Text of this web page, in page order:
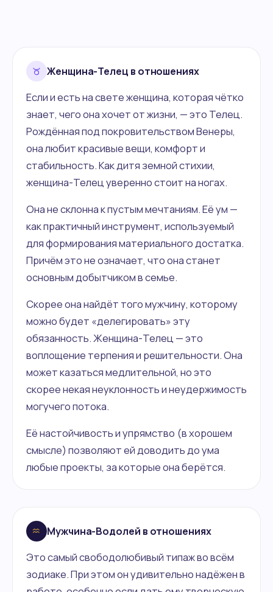
Женщина-Телец в отношениях
Если и есть на свете женщина, которая чётко
знает, чего она хочет от жизни, — это Телец.
Рождённая под покровительством Венеры,
она любит красивые вещи, комфорт и
стабильность. Как дитя земной стихии,
женщина-Телец уверенно стоит на ногах.
Она не склонна к пустым мечтаниям. Её ум —
как практичный инструмент, используемый
для формирования материального достатка.
Причём это не означает, что она станет
основным добытчиком в семье.
Скорее она найдёт того мужчину, которому
можно будет «делегировать» эту
обязанность. Женщина-Телец — это
воплощение терпения и решительности. Она
может казаться медлительной, но это
скорее некая неуклонность и неудержимость
могучего потока.
Её настойчивость и упрямство (в хорошем
смысле) позволяют ей доводить до ума
любые проекты, за которые она берётся.
Мужчина-Водолей в отношениях
Это самый свободолюбивый типаж во всём
зодиаке. При этом он удивительно надёжен в